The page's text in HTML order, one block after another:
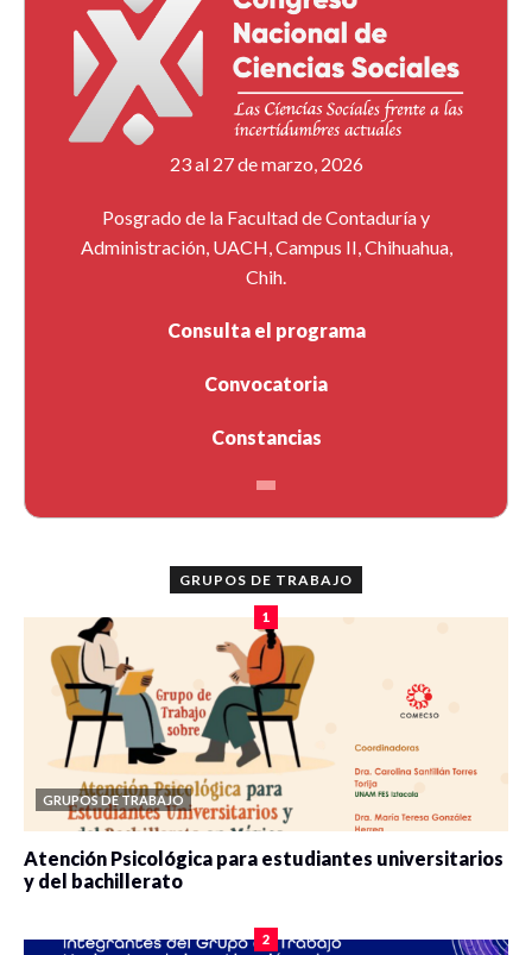
23 al 27 de marzo, 2026
Posgrado de la Facultad de Contaduría y
Administración, UACH, Campus II, Chihuahua,
Chih.
Consulta el programa
Convocatoria
Constancias
GRUPOS DE TRABAJO
1
GRUPOS DE TRABAJO
Atención Psicológica para estudiantes universitarios
y del bachillerato
2